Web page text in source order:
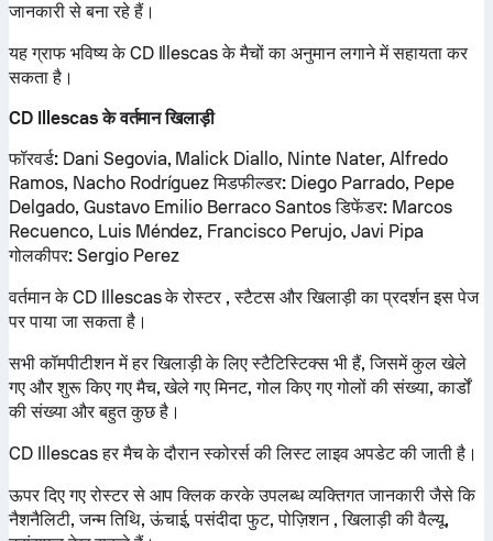
जानकारी से बना रहे हैं।
यह ग्राफ भविष्य के CD Illescas के मैचों का अनुमान लगाने में सहायता कर
सकता है।
CD Illescas के वर्तमान खिलाड़ी
फॉरवर्ड:Dani Segovia, Malick Diallo, Ninte Nater, Alfredo
Ramos, Nacho Rodríguezमिडफील्डर: Diego Parrado, Pepe
Delgado, Gustavo Emilio Berraco Santosडिफेंडर:Marcos
Recuenco, Luis Méndez, Francisco Perujo, Javi Pipa
गोलकीपर:Sergio Perez
वर्तमान के CD Illescas के रोस्टर , स्टैटस और खिलाड़ी का प्रदर्शन इस पेज
पर पाया जा सकता है।
सभी कॉमपीटीशन में हर खिलाड़ी के लिए स्टैटिस्टिक्स भी हैं, जिसमें कुल खेले
गए और शुरू किए गए मैच, खेले गए मिनट, गोल किए गए गोलों की संख्या, कार्डों
की संख्या और बहुत कुछ है।
CD Illescas हर मैच के दौरान स्कोरर्स की लिस्ट लाइव अपडेट की जाती है।
ऊपर दिए गए रोस्टर से आप क्लिक करके उपलब्ध व्यक्तिगत जानकारी जैसे कि
नैशनैलिटी, जन्म तिथि, ऊंचाई, पसंदीदा फुट, पोज़िशन , खिलाड़ी की वैल्यू,